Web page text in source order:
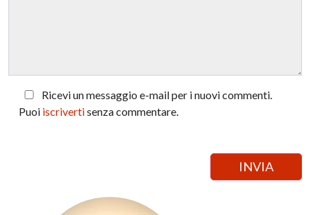
Ricevi un messaggio e-mail per i nuovi commenti.
Puoi iscrivertisenza commentare.